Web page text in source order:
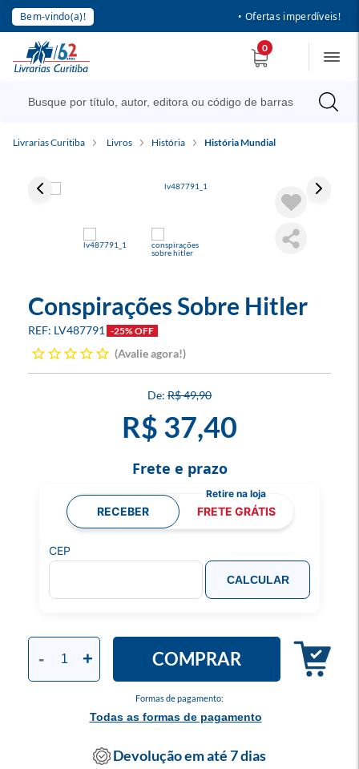
Bem-vindo(a)! • Ofertas imperdíveis!
0
Livrarias Curitiba Livros História História Mundial
Conspirações Sobre Hitler
LV487791 -25% OFF
Avalie agora!
R$ 49,90
R$ 37,40
Formas de pagamento:
Todas as formas de pagamento
- + COMPRAR
Frete e prazo
RECEBER FRETE GRÁTIS
CEP
CALCULAR
Devolução em até 7 dias